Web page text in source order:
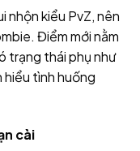
nhộn kiểu PvZ, nên
Điểm mới nằm
trạng thái phụ như
hiểu tình huống
cài